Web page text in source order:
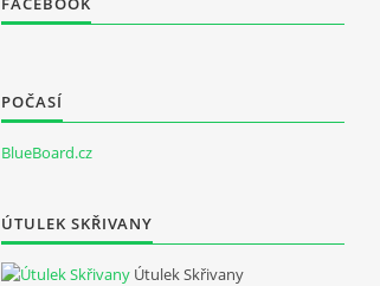
POČASÍ
BlueBoard.cz
ÚTULEK SKŘIVANY
Útulek Skřivany